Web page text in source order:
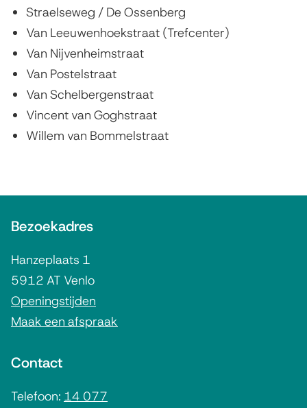
Straelseweg / De Ossenberg
Van Leeuwenhoekstraat (Trefcenter)
Van Nijvenheimstraat
Van Postelstraat
Van Schelbergenstraat
Vincent van Goghstraat
Willem van Bommelstraat
m
Bezoekadres
Hanzeplaats 1
5912 AT Venlo
Openingstijden
Maak een afspraak
Contact
Telefoon: 14 077